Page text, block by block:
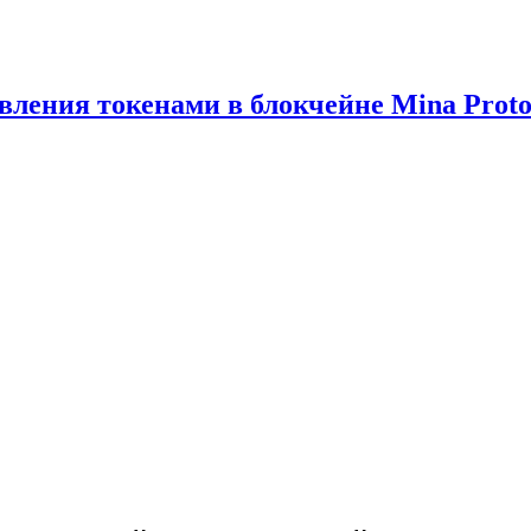
токенами в блокчейне Mina